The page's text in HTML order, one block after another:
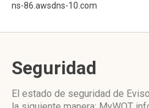
ns-86.awsdns-10.com
Seguridad
El estado de seguridad de